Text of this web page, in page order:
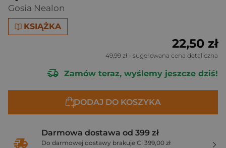
Gosia Nealon
KSIĄŻKA
22,50 zł
49,99 zł - sugerowana cena detaliczna
Zamów teraz, wyślemy jeszcze dziś!
DODAJ DO KOSZYKA
Darmowa dostawa od 399 zł
Do darmowej dostawy brakuje Ci 399,00 zł